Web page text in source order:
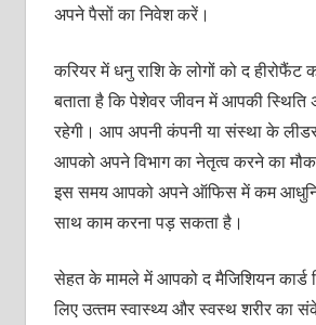
अपने पैसों का निवेश करें।
करियर में धनु राशि के लोगों को द हीरोफैंट
बताता है कि पेशेवर जीवन में आपकी
रहेगी। आप अपनी कंपनी या संस्‍था के
आपको अपने विभाग का नेतृत्‍व करने का
इस समय आपको अपने ऑफिस में कम
साथ काम करना पड़ सकता है।
सेहत के मामले में आपको द मैजिशियन कार्ड
लिए उत्‍तम स्‍वास्‍थ्‍य और स्‍वस्‍थ शरीर का